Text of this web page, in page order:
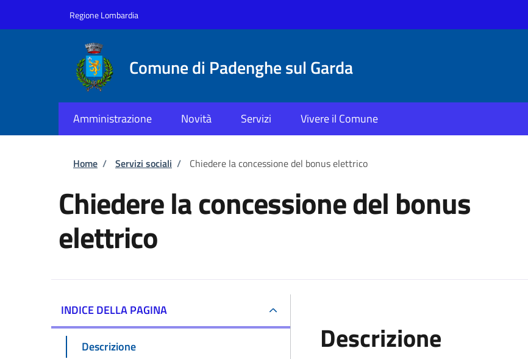
Regione Lombardia
Comune di Padenghe sul Garda
Amministrazione Novità Servizi Vivere il Comune
Briciole di pane
Home / Servizi sociali / Chiedere la concessione del bonus elettrico
Chiedere la concessione del bonus
elettrico
INDICE DELLA PAGINA
Descrizione
Descrizione